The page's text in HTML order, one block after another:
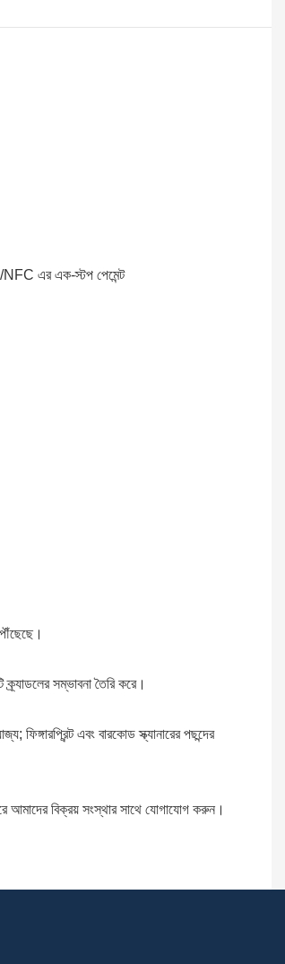
এর এক-স্টপ পেমেন্ট
সম্ভাবনা তৈরি করে।
ফিঙ্গারপ্রিন্ট এবং বারকোড স্ক্যানারের পছন্দের
বিক্রয় সংস্থার সাথে যোগাযোগ করুন।